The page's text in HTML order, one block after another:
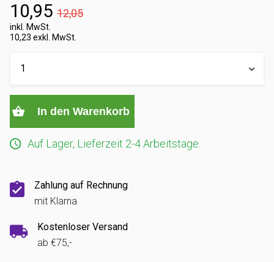
10,95 12,05
inkl. MwSt.
10,23 exkl. MwSt.
In den Warenkorb
Auf Lager, Lieferzeit 2-4 Arbeitstage.
Zahlung auf Rechnung
mit Klarna
Kostenloser Versand
ab €75,-